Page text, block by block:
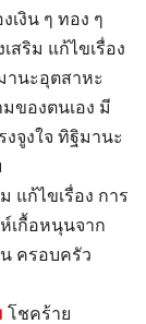
เงิน ๆ ทอง ๆ
เสริม แก้ไขเรื่อง
านะอุตสาหะ
ของตนเอง มี
จูงใจ ทิฐิมานะ
แก้ไขเรื่อง การ
เกื้อหนุนจาก
ครอบครัว
โชคร้าย